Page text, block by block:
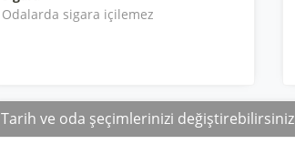
Odalarda sigara içilemez
Tarih ve oda şeçimlerinizi değiştirebilirsiniz